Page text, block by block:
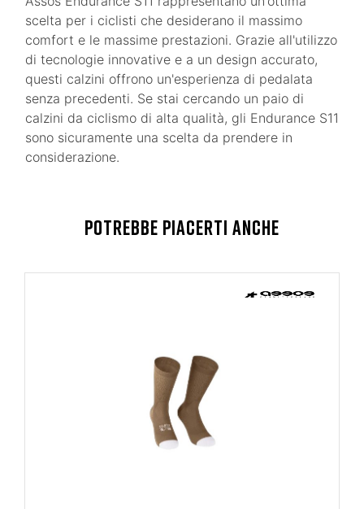
scelta per i ciclisti che desiderano il massimo
comfort e le massime prestazioni. Grazie all'utilizzo
di tecnologie innovative e a un design accurato,
questi calzini offrono un'esperienza di pedalata
senza precedenti. Se stai cercando un paio di
calzini da ciclismo di alta qualità, gli Endurance S11
sono sicuramente una scelta da prendere in
considerazione.
POTREBBE PIACERTI ANCHE